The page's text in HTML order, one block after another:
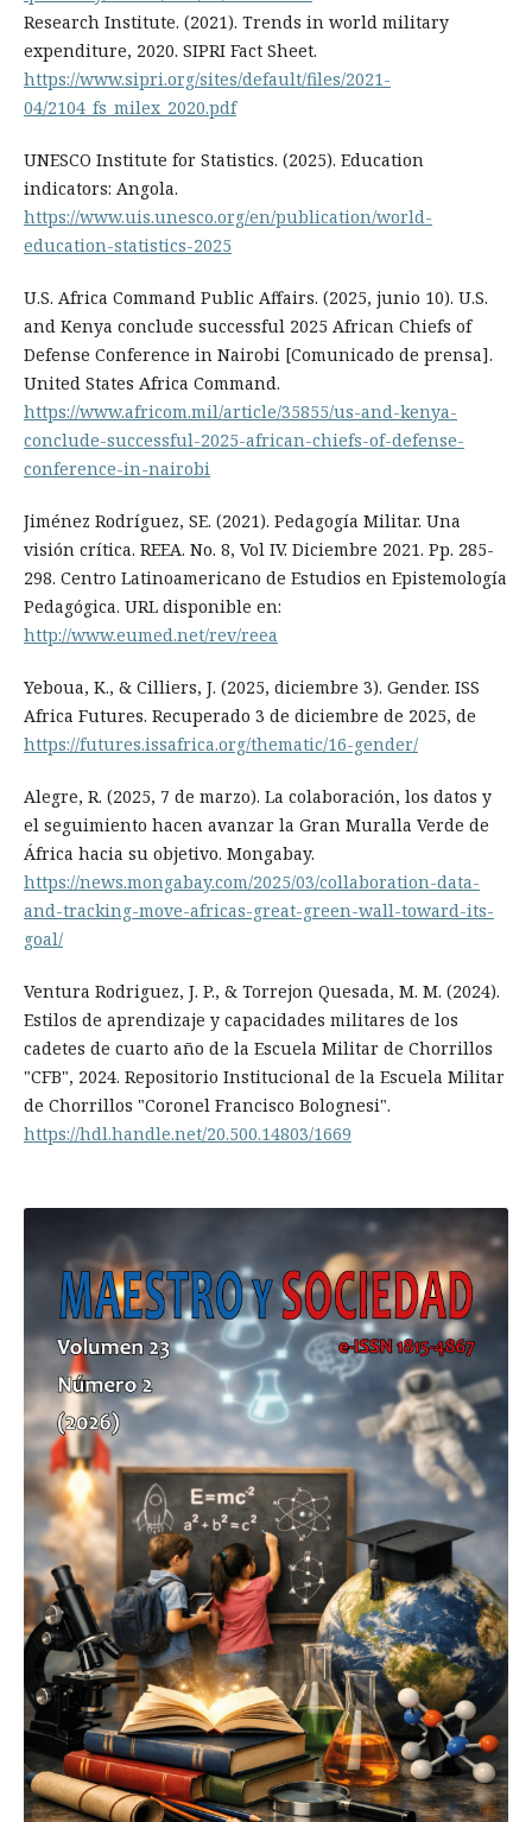
Research Institute. (2021). Trends in world military
expenditure, 2020. SIPRI Fact Sheet.
https://www.sipri.org/sites/default/files/2021-
04/2104_fs_milex_2020.pdf
UNESCO Institute for Statistics. (2025). Education
indicators: Angola.
https://www.uis.unesco.org/en/publication/world-
education-statistics-2025
U.S. Africa Command Public Affairs. (2025, junio 10). U.S.
and Kenya conclude successful 2025 African Chiefs of
Defense Conference in Nairobi [Comunicado de prensa].
United States Africa Command.
https://www.africom.mil/article/35855/us-and-kenya-
conclude-successful-2025-african-chiefs-of-defense-
conference-in-nairobi
Jiménez Rodríguez, SE. (2021). Pedagogía Militar. Una
visión crítica. REEA. No. 8, Vol IV. Diciembre 2021. Pp. 285-
298. Centro Latinoamericano de Estudios en Epistemología
Pedagógica. URL disponible en:
http://www.eumed.net/rev/reea
Yeboua, K., & Cilliers, J. (2025, diciembre 3). Gender. ISS
Africa Futures. Recuperado 3 de diciembre de 2025, de
https://futures.issafrica.org/thematic/16-gender/
Alegre, R. (2025, 7 de marzo). La colaboración, los datos y
el seguimiento hacen avanzar la Gran Muralla Verde de
África hacia su objetivo. Mongabay.
https://news.mongabay.com/2025/03/collaboration-data-
and-tracking-move-africas-great-green-wall-toward-its-
goal/
Ventura Rodriguez, J. P., & Torrejon Quesada, M. M. (2024).
Estilos de aprendizaje y capacidades militares de los
cadetes de cuarto año de la Escuela Militar de Chorrillos
"CFB", 2024. Repositorio Institucional de la Escuela Militar
de Chorrillos "Coronel Francisco Bolognesi".
https://hdl.handle.net/20.500.14803/1669